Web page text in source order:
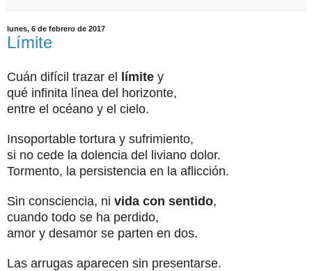
lunes, 6 de febrero de 2017
Límite
Cuán difícil trazar el límite y
qué infinita línea del horizonte,
entre el océano y el cielo.
Insoportable tortura y sufrimiento,
si no cede la dolencia del liviano dolor.
Tormento, la persistencia en la aflicción.
Sin consciencia, ni vida con sentido,
cuando todo se ha perdido,
amor y desamor se parten en dos.
Las arrugas aparecen sin presentarse.